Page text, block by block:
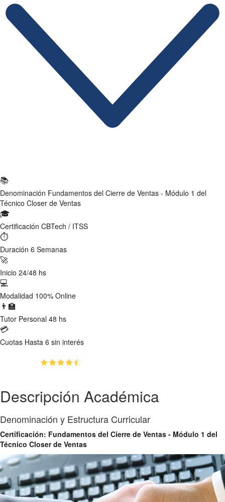
📚
Denominación Fundamentos del Cierre de Ventas - Módulo 1 del
Técnico Closer de Ventas
🎓
Certificación CBTech / ITSS
⏱
Duración 6 Semanas
🚀
Inicio 24/48 hs
💻
Modalidad 100% Online
👨‍🏫
Tutor Personal 48 hs
💳
Cuotas Hasta 6 sin interés
Descripción Académica
Denominación y Estructura Curricular
Certificación: Fundamentos del Cierre de Ventas - Módulo 1 del
Técnico Closer de Ventas